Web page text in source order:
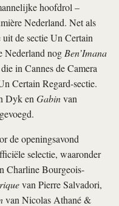
hoofdrol –
Nederland. Net als
de sectie Un Certain
Nederland nogBen’Imana
in Cannes de Camera
Certain Regard-sectie.
Dyk enGabinvan
de openingsavond
selectie, waaronder
Charline Bourgeois-
van Pierre Salvadori,
van Nicolas Athané &